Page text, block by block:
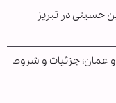
حسینی در تبریز
و عمان؛ جزئیات و شروط